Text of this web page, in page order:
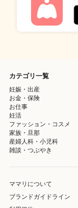
カテゴリ一覧
妊娠・出産
お金・保険
お仕事
妊活
ファッション・コスメ
家族・旦那
産婦人科・小児科
雑談・つぶやき
ママリについて
ブランドガイドライン